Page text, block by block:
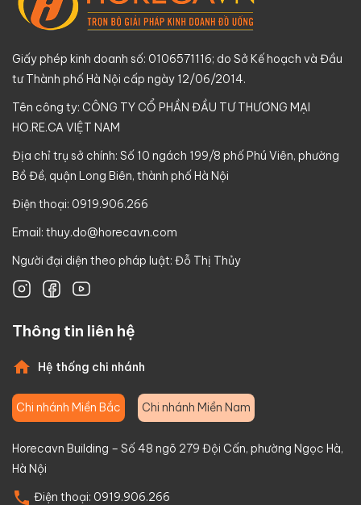
Giấy phép kinh doanh số: 0106571116; do Sở Kế hoạch và Đầu
tư Thành phố Hà Nội cấp ngày 12/06/2014.
Tên công ty: CÔNG TY CỔ PHẦN ĐẦU TƯ THƯƠNG MẠI
HO.RE.CA VIỆT NAM
Địa chỉ trụ sở chính: Số 10 ngách 199/8 phố Phú Viên, phường
Bồ Đề, quận Long Biên, thành phố Hà Nội
Điện thoại: 0919.906.266
Email: thuy.do@horecavn.com
Người đại diện theo pháp luật: Đỗ Thị Thủy
Thông tin liên hệ
Hệ thống chi nhánh
Chi nhánh Miền Bắc Chi nhánh Miền Nam
Horecavn Building – Số 48 ngõ 279 Đội Cấn, phường Ngọc Hà,
Hà Nội
Điện thoại: 0919.906.266